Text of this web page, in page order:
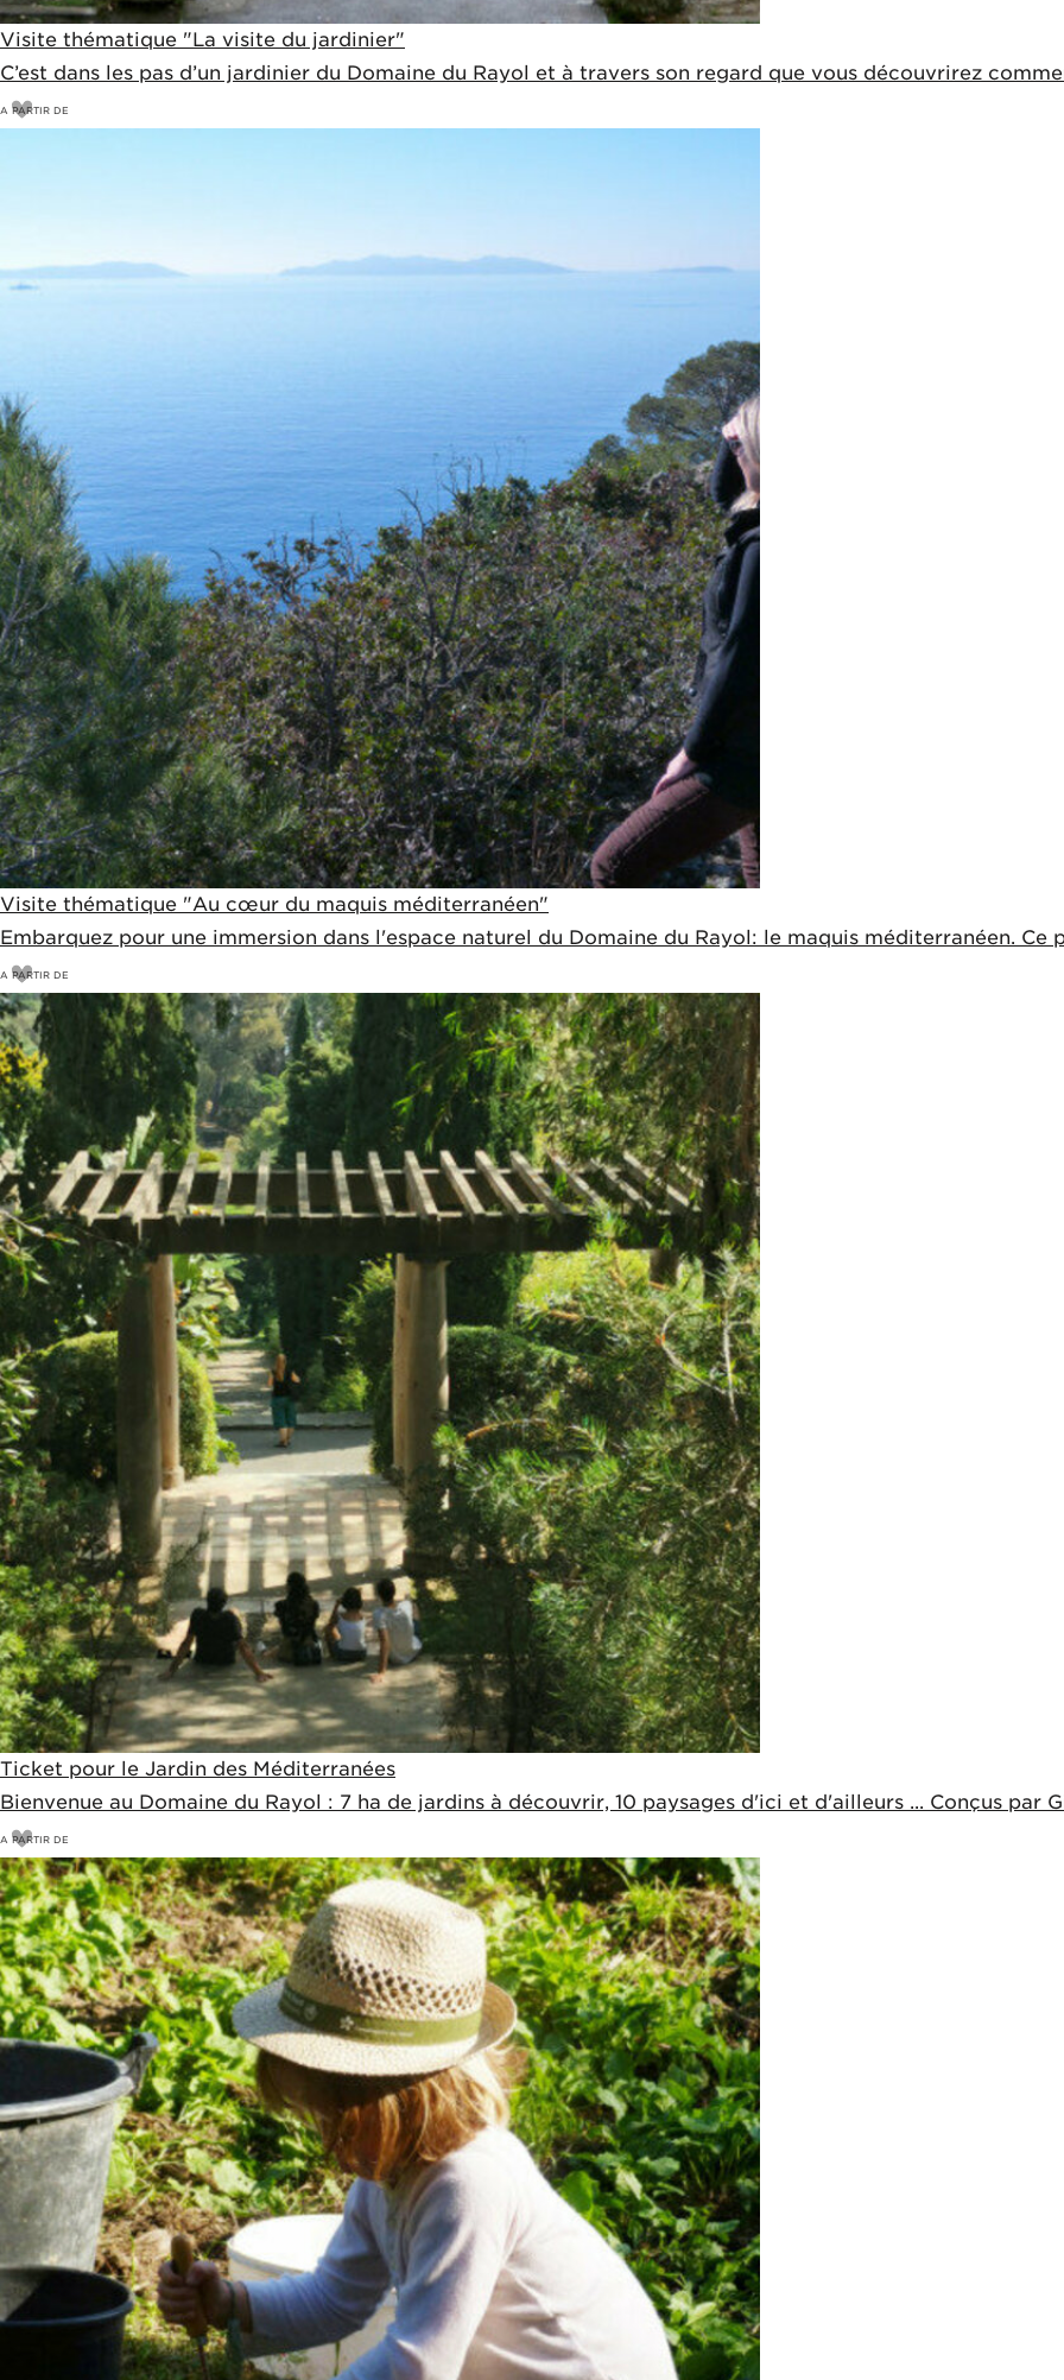
Visite thématique "La visite du jardinier"
C’est dans les pas d’un jardinier du Domaine du Rayol et à travers son regard que vous découvrirez
A PARTIR DE
Visite thématique "Au cœur du maquis méditerranéen"
Embarquez pour une immersion dans l'espace naturel du Domaine du Rayol: le maquis méditerranéen. Ce
A PARTIR DE
11€
Ticket pour le Jardin des Méditerranées
Bienvenue au Domaine du Rayol : 7 ha de jardins à découvrir, 10 paysages d'ici et d'ailleurs ... Conçus par
A PARTIR DE
12,5€
14,5€